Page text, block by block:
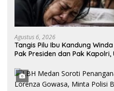
Agustus 6, 2026
Tangis Pilu Ibu Kandung
Pak Presiden dan Pak